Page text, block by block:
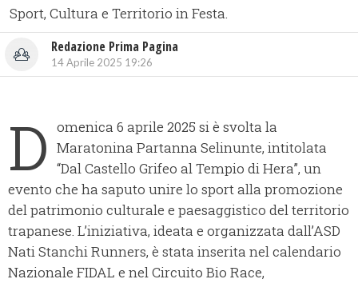
Sport, Cultura e Territorio in Festa.
Redazione Prima Pagina
14 Aprile 2025 19:26
D omenica 6 aprile 2025 si è svolta la
Maratonina Partanna Selinunte, intitolata
“Dal Castello Grifeo al Tempio di Hera”, un
evento che ha saputo unire lo sport alla promozione
del patrimonio culturale e paesaggistico del territorio
trapanese. L’iniziativa, ideata e organizzata dall’ASD
Nati Stanchi Runners, è stata inserita nel calendario
Nazionale FIDAL e nel Circuito Bio Race,